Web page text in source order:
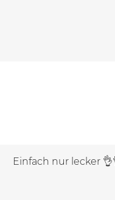
Einfach nur lecker